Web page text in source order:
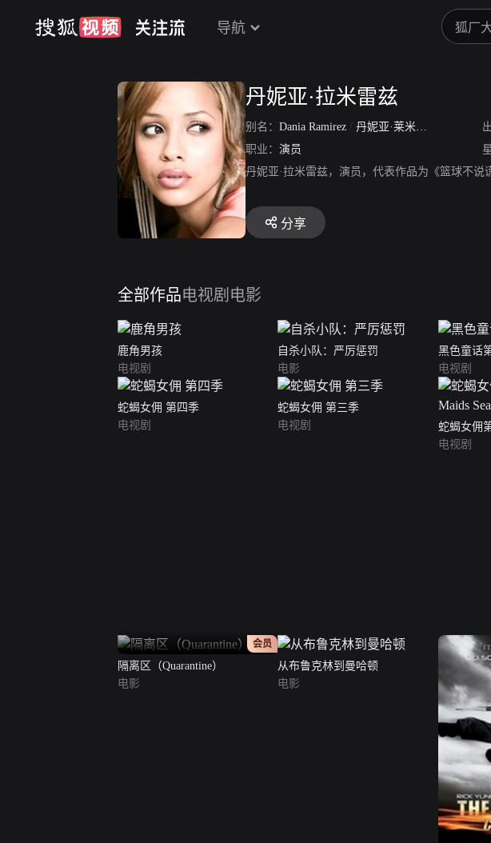
导航
丹妮亚·拉米雷兹
别名： Dania Ramirez / 丹妮亚·莱米里兹
职业： 演员
丹妮亚·拉米雷兹，演员，代表作品为《篮球不说
分享
全部作品电视剧 电影
鹿角男孩
电视剧
自杀小队：严厉惩罚
电影
黑色童话
电视剧
蛇蝎女佣 第四季
电视剧
蛇蝎女佣 第三季
电视剧
蛇蝎女佣
Season 2）
电视剧
正片
会员
隔离区（Quarantine）
电影
从布鲁克林到曼哈顿
电影